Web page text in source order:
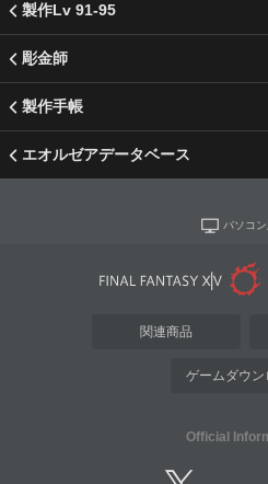
製作Lv 91-95
彫金師
製作手帳
エオルゼアデータベース
パソコ
関連商品
ゲームダウン
Official